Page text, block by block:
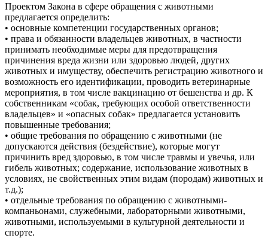
Проектом Закона в сфере обращения с животными
предлагается определить:
• основные компетенции государственных органов;
• права и обязанности владельцев животных, в частности
принимать необходимые меры для предотвращения
причинения вреда жизни или здоровью людей, других
животных и имуществу, обеспечить регистрацию животного и
возможность его идентификации, проводить ветеринарные
мероприятия, в том числе вакцинацию от бешенства и др. К
собственникам «собак, требующих особой ответственности
владельцев» и «опасных собак» предлагается установить
повышенные требования;
• общие требования по обращению с животными (не
допускаются действия (бездействие), которые могут
причинить вред здоровью, в том числе травмы и увечья, или
гибель животных; содержание, использование животных в
условиях, не свойственных этим видам (породам) животных и
т.д.);
• отдельные требования по обращению с животными-
компаньонами, служебными, лабораторными животными,
животными, используемыми в культурной деятельности и
спорте.